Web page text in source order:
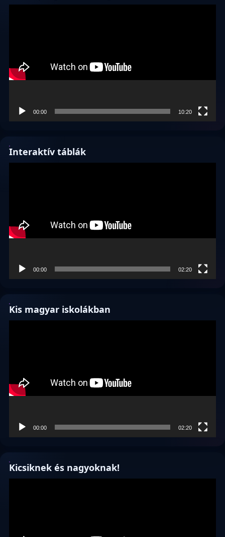
00:00 10:20
Interaktív táblák
00:00 02:20
Kis magyar iskolákban
00:00 02:20
Kicsiknek és nagyoknak!